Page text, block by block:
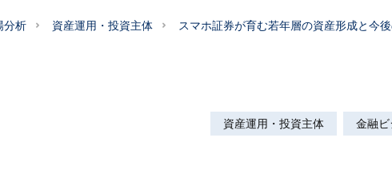
分析 資産運用・投資主体 スマホ証券が育む若年層の資産形成と今
資産運用・投資主体 金融ビ